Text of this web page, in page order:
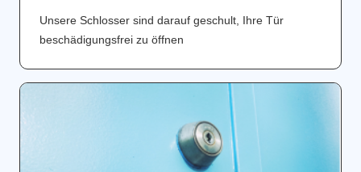
Unsere Schlosser sind darauf geschult, Ihre Tür
beschädigungsfrei zu öffnen